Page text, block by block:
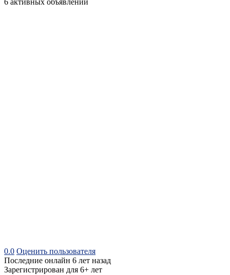
6 активных объявлений
0.0 Оценить пользователя
Последние онлайн 6 лет назад
Зарегистрирован для 6+ лет